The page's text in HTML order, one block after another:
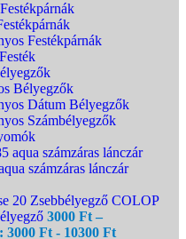
Festékpárnák
Bélyegzők
Dátum Bélyegzők
Számbélyegzők
számzáras lánczár
COLOP
3000 Ft –
Ft - 10300 Ft